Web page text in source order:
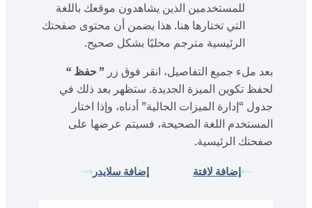
للمستخدمين الذين يشاهدون موقعك باللغة
التي تختارها هنا. هذا يضمن أن محتوى صفحتك
الرئيسية مترجم محليًا بشكل صحيح.
بعد ملء جميع التفاصيل، انقر فوق زر ” حفظ “
لحفظ تكوين الميزة الجديدة. ستظهر بعد ذلك في
جدول “إدارة الميزات الحالية” أدناه، وإذا اختار
المستخدم اللغة الصحيحة، فسيتم عرضها على
صفحتك الرئيسية.
إضافة لافتة إضافة سلايدر